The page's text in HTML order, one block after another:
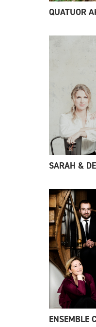
QUATUOR
SARAH &
ENSEMBLE